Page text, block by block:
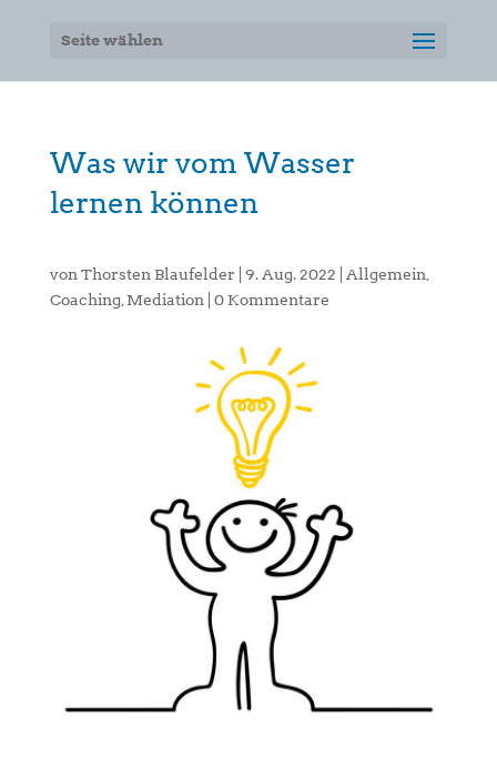
Seite wählen
Was wir vom Wasser
lernen können
von Thorsten Blaufelder 9. Aug. 2022 Allgemein
Coaching Mediation 0 Kommentare